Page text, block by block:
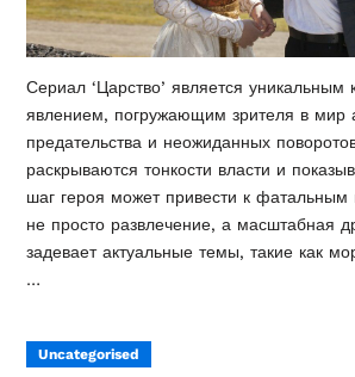
Сериал ‘Царство’ является уникальным
явлением, погружающим зрителя в мир
предательства и неожиданных
раскрываются тонкости власти и
шаг героя может привести к фатальным
не просто развлечение, а масштабная
задевает актуальные темы, такие как
…
Uncategorised